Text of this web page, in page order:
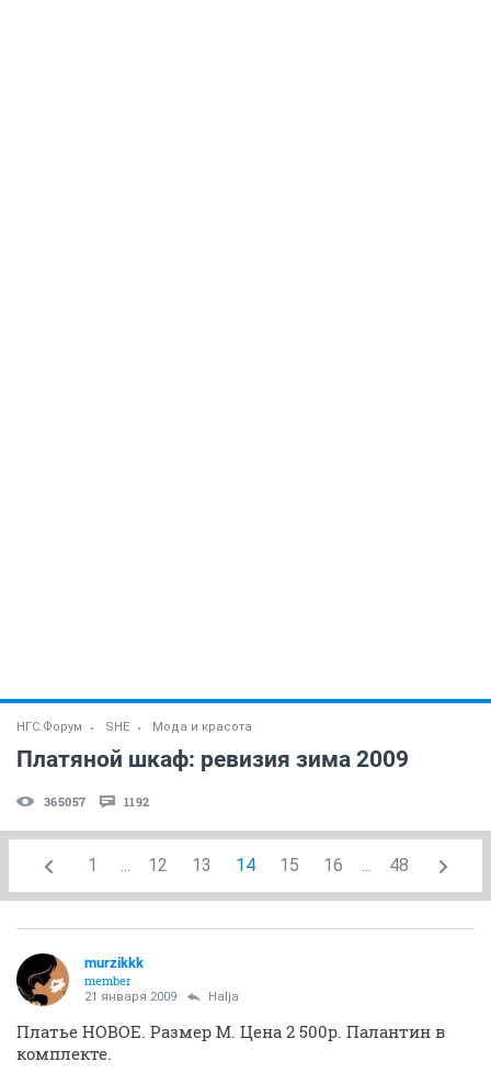
НГС.Форум SHE Мода и красота
Платяной шкаф: ревизия зима 2009
365057 1192
1 ... 12 13 14 15 16 ... 48
murzikkk
member
21 января 2009 Halja
Платье НОВОЕ. Размер М. Цена 2 500р. Палантин в
комплекте.